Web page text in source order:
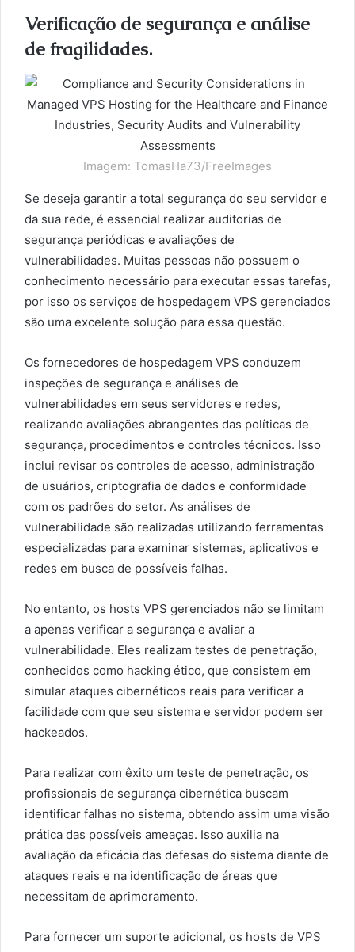
Verificação de segurança e análise
de fragilidades.
Imagem: TomasHa73/FreeImages
Se deseja garantir a total segurança do seu servidor e
da sua rede, é essencial realizar auditorias de
segurança periódicas e avaliações de
vulnerabilidades. Muitas pessoas não possuem o
conhecimento necessário para executar essas tarefas,
por isso os serviços de hospedagem VPS gerenciados
são uma excelente solução para essa questão.
Os fornecedores de hospedagem VPS conduzem
inspeções de segurança e análises de
vulnerabilidades em seus servidores e redes,
realizando avaliações abrangentes das políticas de
segurança, procedimentos e controles técnicos. Isso
inclui revisar os controles de acesso, administração
de usuários, criptografia de dados e conformidade
com os padrões do setor. As análises de
vulnerabilidade são realizadas utilizando ferramentas
especializadas para examinar sistemas, aplicativos e
redes em busca de possíveis falhas.
No entanto, os hosts VPS gerenciados não se limitam
a apenas verificar a segurança e avaliar a
vulnerabilidade. Eles realizam testes de penetração,
conhecidos como hacking ético, que consistem em
simular ataques cibernéticos reais para verificar a
facilidade com que seu sistema e servidor podem ser
hackeados.
Para realizar com êxito um teste de penetração, os
profissionais de segurança cibernética buscam
identificar falhas no sistema, obtendo assim uma visão
prática das possíveis ameaças. Isso auxilia na
avaliação da eficácia das defesas do sistema diante de
ataques reais e na identificação de áreas que
necessitam de aprimoramento.
Para fornecer um suporte adicional, os hosts de VPS